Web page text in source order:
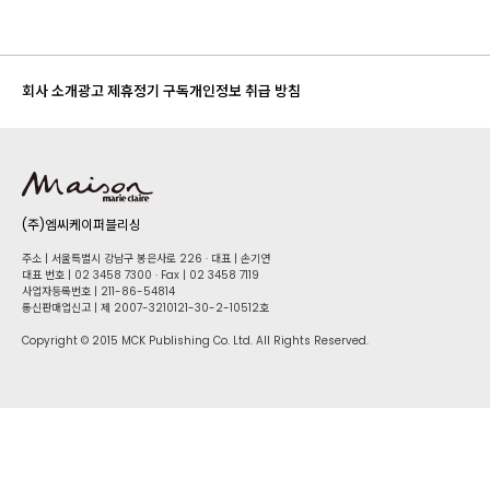
회사 소개광고 제휴정기 구독개인정보 취급 방침
(주)엠씨케이퍼블리싱
주소 | 서울특별시 강남구 봉은사로 226 · 대표 | 손기연
대표 번호 | 02 34​58 7300 · Fax | 02 34​58 7119
사업자등록번호 | 211-86-5​4814
통신판매업신고 | 제 2007-3210121-30-2-10512호
Copyright © 2015 MCK Publishing Co. Ltd. All Rights Reserved.